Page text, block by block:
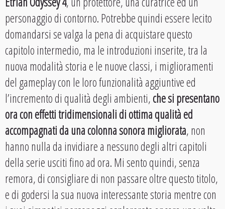
personaggio di contorno. Potrebbe quindi essere lecito
domandarsi se valga la pena di acquistare questo
capitolo intermedio, ma le introduzioni inserite, tra la
nuova modalità storia e le nuove classi, i miglioramenti
del gameplay con le loro funzionalità aggiuntive ed
l’incremento di qualità degli ambienti,che si presentano
ora con effetti tridimensionali di ottima qualità ed
accompagnati da una colonna sonora migliorata, non
hanno nulla da invidiare a nessuno degli altri capitoli
della serie usciti fino ad ora. Mi sento quindi, senza
remora, di consigliare di non passare oltre questo titolo,
e di godersi la sua nuova interessante storia mentre con